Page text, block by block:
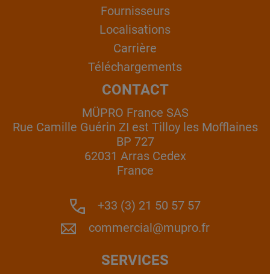
Fournisseurs
Localisations
Carrière
Téléchargements
CONTACT
MÜPRO France SAS
Rue Camille Guérin ZI est Tilloy les Mofflaines
BP 727
62031 Arras Cedex
France
+33 (3) 21 50 57 57
commercial@mupro.fr
SERVICES